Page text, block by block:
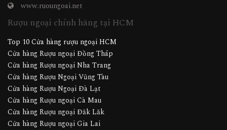
www.ruoungoai.net
Rượu ngoại chính hãng tại HCM
Top 10 Cửa hàng rượu ngoại HCM
Cửa hàng Rượu ngoại Đồng Tháp
Cửa hàng Rượu ngoại Nha Trang
Cửa hàng Rượu Ngoại Vũng Tàu
Cửa hàng Rượu Ngoại Đà Lạt
Cửa hàng Rượu ngoại Cà Mau
Cửa hàng Rượu ngoại Đăk Lăk
Cửa hàng Rượu ngoại Gia Lai